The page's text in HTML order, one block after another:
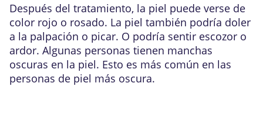
Después del tratamiento, la piel puede verse de
color rojo o rosado. La piel también podría doler
a la palpación o picar. O podría sentir escozor o
ardor. Algunas personas tienen manchas
oscuras en la piel. Esto es más común en las
personas de piel más oscura.